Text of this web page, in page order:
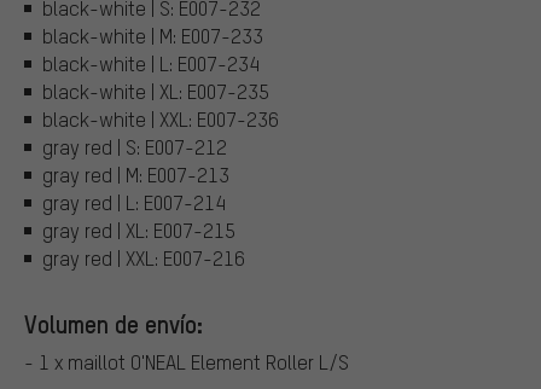
black-white | S: E007-232
black-white | M: E007-233
black-white | L: E007-234
black-white | XL: E007-235
black-white | XXL: E007-236
gray red | S: E007-212
gray red | M: E007-213
gray red | L: E007-214
gray red | XL: E007-215
gray red | XXL: E007-216
Volumen de envío:
- 1 x maillot O'NEAL Element Roller L/S